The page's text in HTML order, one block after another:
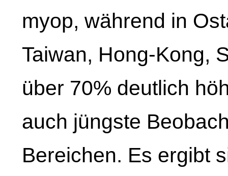
myop, während in
Taiwan, Hong-Kong,
über 70% deutlich
auch jüngste
Bereichen. Es ergibt